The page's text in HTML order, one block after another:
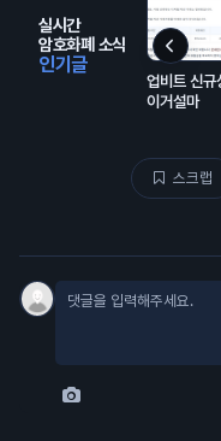
실시간
암호화폐 소식
인기글
업비트 신규
이거설마
스크랩